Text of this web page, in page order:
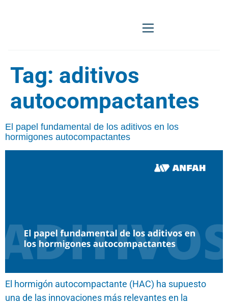
Tag: aditivos
autocompactantes
El papel fundamental de los aditivos en los
hormigones autocompactantes
El hormigón autocompactante (HAC) ha supuesto
una de las innovaciones más relevantes en la